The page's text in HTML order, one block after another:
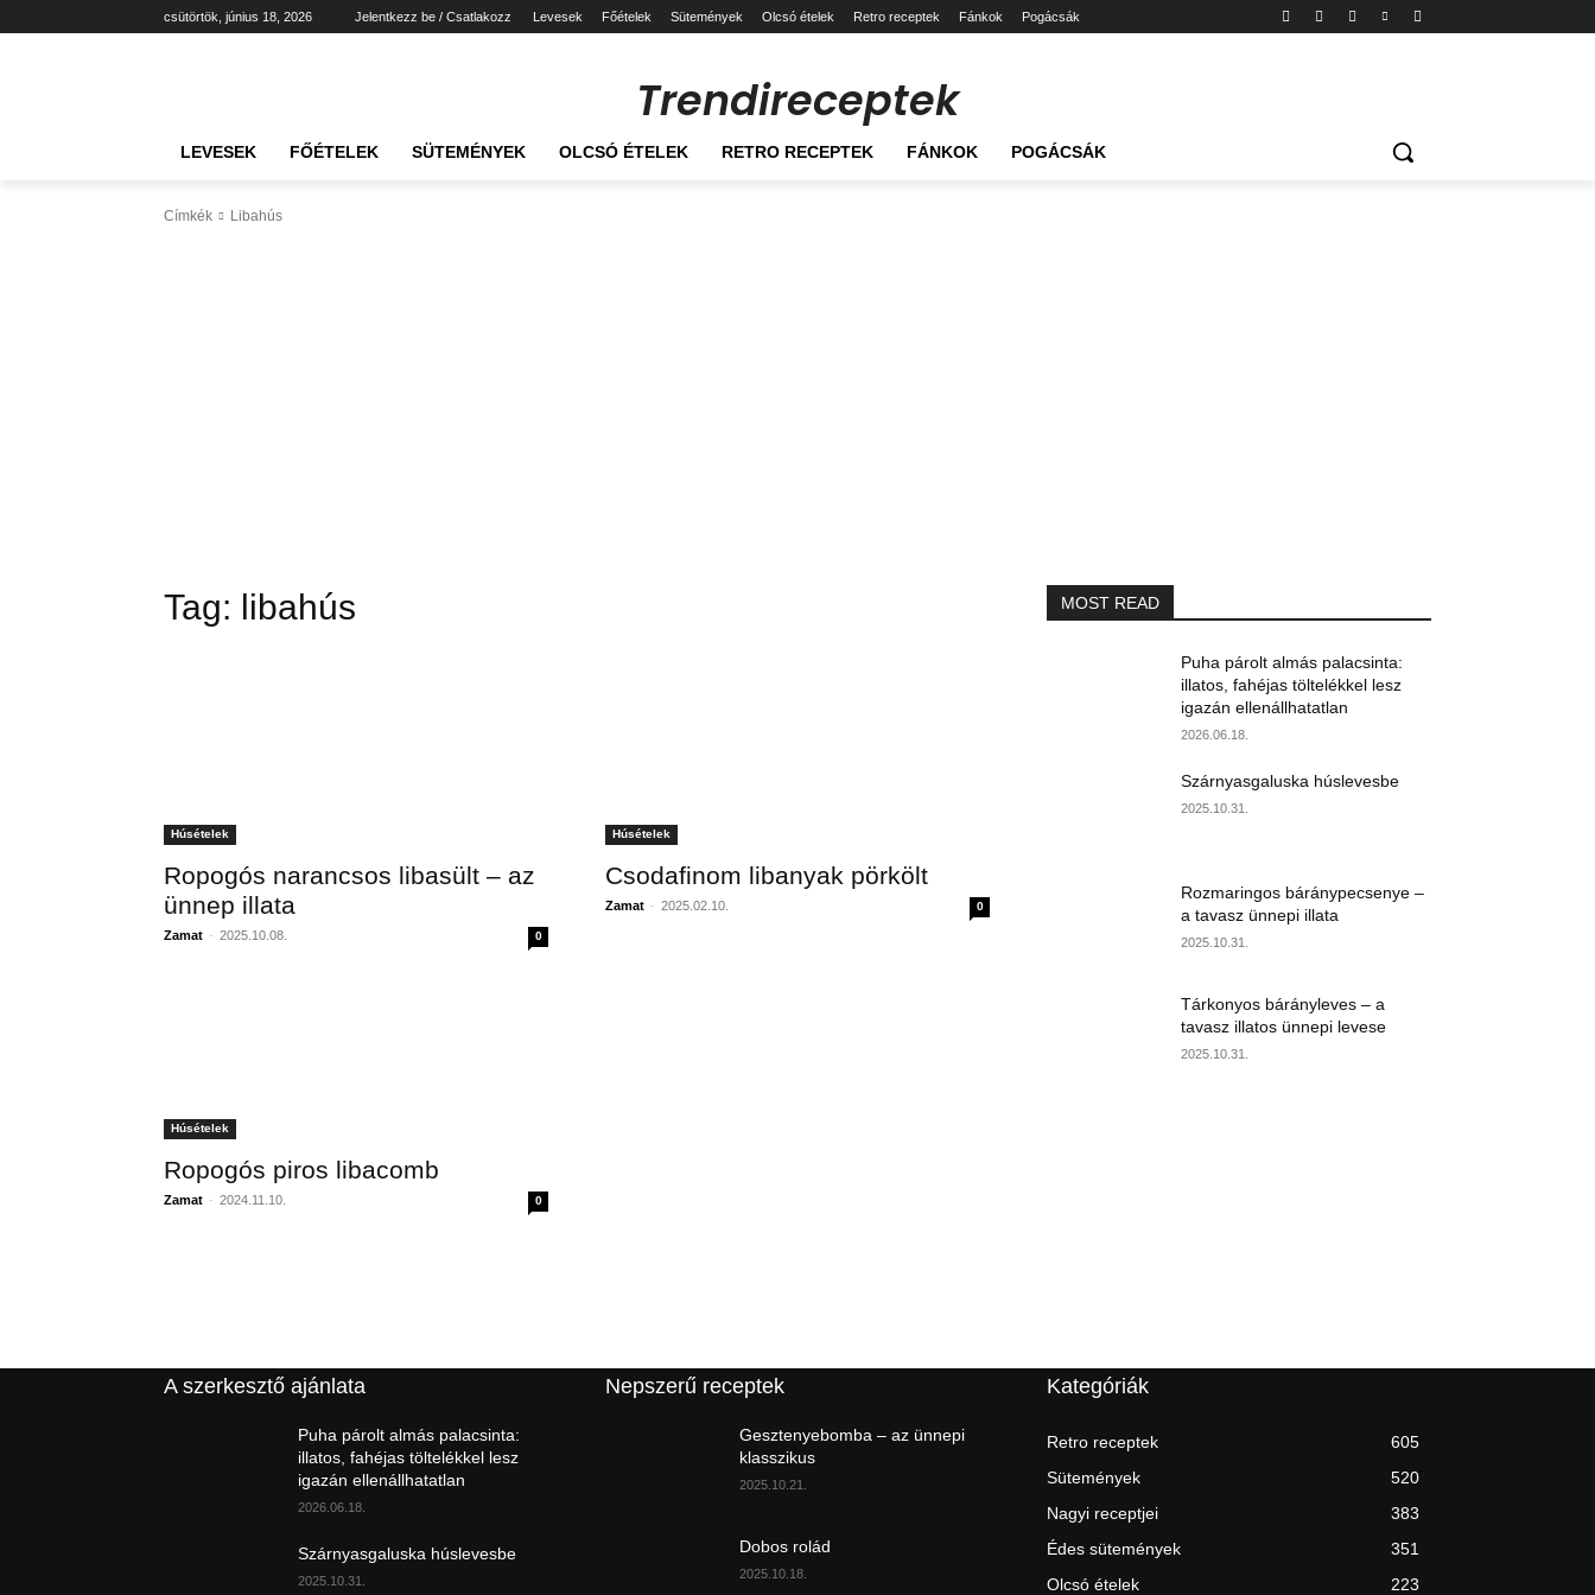
csütörtök, június 18, 2026 Jelentkezz be / Csatlakozz Levesek Főételek Sütemények Olcsó ételek Retro receptek Fánkok Pogácsák
Trendireceptek
LEVESEK FŐÉTELEK SÜTEMÉNYEK OLCSÓ ÉTELEK RETRO RECEPTEK FÁNKOK POGÁCSÁK
Címkék Libahús
Tag: libahús
Húsételek
Ropogós narancsos libasült – az
ünnep illata
Zamat - 2025.10.08. 0
Húsételek
Csodafinom libanyak pörkölt
Zamat - 2025.02.10. 0
Húsételek
Ropogós piros libacomb
Zamat - 2024.11.10. 0
MOST READ
Puha párolt almás palacsinta:
illatos, fahéjas töltelékkel lesz
igazán ellenállhatatlan
2026.06.18.
Szárnyasgaluska húslevesbe
2025.10.31.
Rozmaringos báránypecsenye –
a tavasz ünnepi illata
2025.10.31.
Tárkonyos bárányleves – a
tavasz illatos ünnepi levese
2025.10.31.
A szerkesztő ajánlata
Puha párolt almás palacsinta:
illatos, fahéjas töltelékkel lesz
igazán ellenállhatatlan
2026.06.18.
Szárnyasgaluska húslevesbe
2025.10.31.
Nepszerű receptek
Gesztenyebomba – az ünnepi
klasszikus
2025.10.21.
Dobos rolád
2025.10.18.
Kategóriák
Retro receptek
605
Sütemények
520
Nagyi receptjei
383
Édes sütemények
351
Olcsó ételek
223